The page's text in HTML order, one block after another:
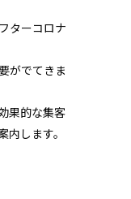
ターコロナ
がでてきま
果的な集客
します。